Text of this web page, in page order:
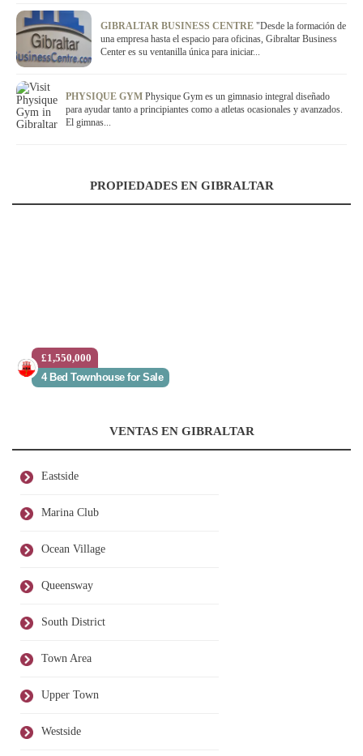
GIBRALTAR BUSINESS CENTRE "Desde la formación de
una empresa hasta el espacio para oficinas, Gibraltar Business
Center es su ventanilla única para iniciar...
PHYSIQUE GYM Physique Gym es un gimnasio integral diseñado
para ayudar tanto a principiantes como a atletas ocasionales y avanzados.
El gimnas...
PROPIEDADES EN GIBRALTAR
£1,550,000
4 Bed Townhouse for Sale
VENTAS EN GIBRALTAR
Eastside
Marina Club
Ocean Village
Queensway
South District
Town Area
Upper Town
Westside